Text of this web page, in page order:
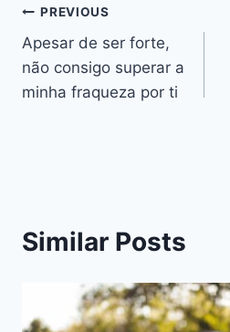
Navegação
de
artigos
PREVIOUS
Apesar de ser forte,
não consigo superar a
minha fraqueza por ti
Similar Posts